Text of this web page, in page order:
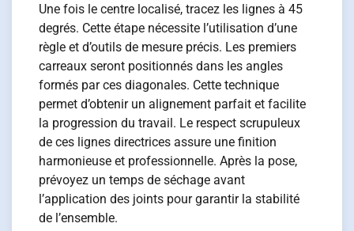
Une fois le centre localisé, tracez les lignes à 45
degrés. Cette étape nécessite l’utilisation d’une
règle et d’outils de mesure précis. Les premiers
carreaux seront positionnés dans les angles
formés par ces diagonales. Cette technique
permet d’obtenir un alignement parfait et facilite
la progression du travail. Le respect scrupuleux
de ces lignes directrices assure une finition
harmonieuse et professionnelle. Après la pose,
prévoyez un temps de séchage avant
l’application des joints pour garantir la stabilité
de l’ensemble.